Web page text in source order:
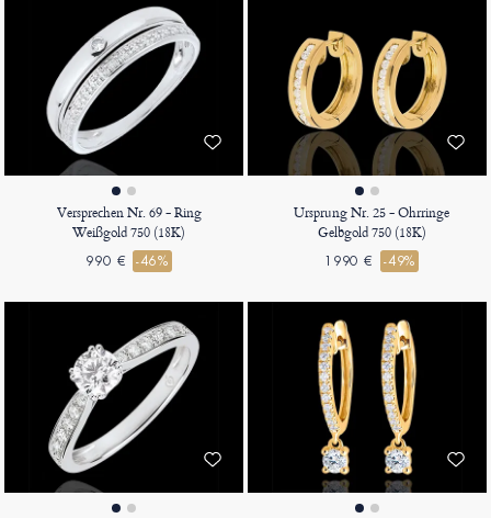
Versprechen Nr. 69 - Ring
Weißgold 750 (18K)
990 € -46%
Ursprung Nr. 25 - Ohrringe
Gelbgold 750 (18K)
1990 € -49%